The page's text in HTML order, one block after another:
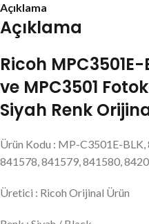
Açıklama
Açıklama
Ricoh
ve MPC3501
Siyah Renk
Ürün Kodu : MP-C3501E-
841578, 841579, 841580,
Üretici : Ricoh Orijinal Ürün